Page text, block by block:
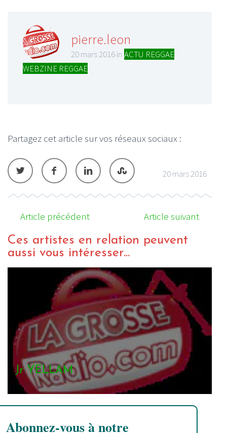
pierre.leon
20 mars 2016 in ACTU REGGAE
WEBZINE REGGAE
Partagez cet article sur vos réseaux sociaux :
20 mars 2016
Article précédent Article suivant
Ces artistes en relation peuvent
aussi vous intéresser...
Jr YELLAM
Abonnez-vous à notre